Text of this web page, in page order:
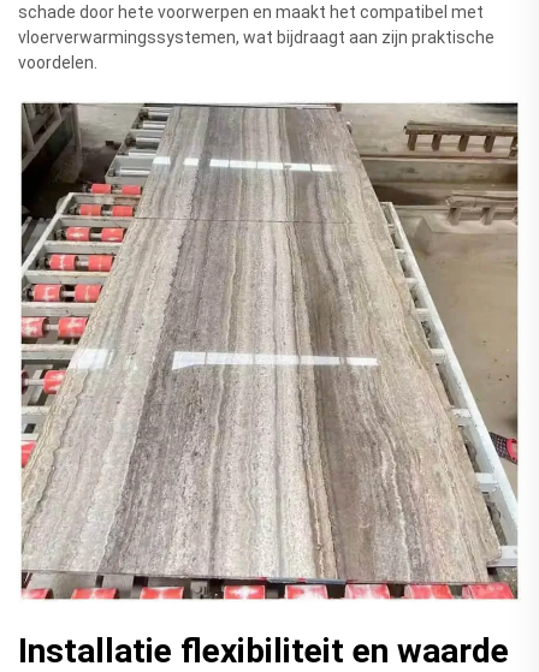
schade door hete voorwerpen en maakt het compatibel met
vloerverwarmingssystemen, wat bijdraagt aan zijn praktische
voordelen.
Installatie flexibiliteit en waarde